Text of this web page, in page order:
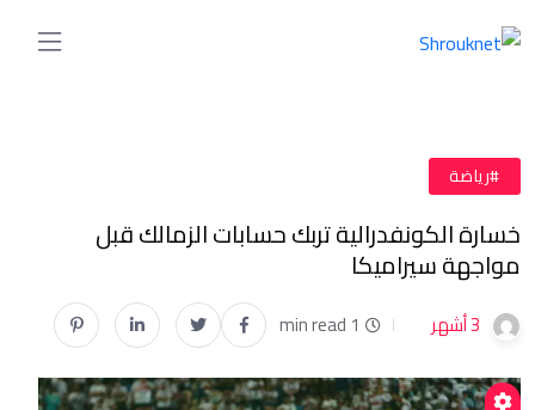
#رياضة
خسارة الكونفدرالية تربك حسابات الزمالك قبل
مواجهة سيراميكا
3 أشهر 1 min read